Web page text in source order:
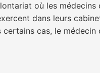
où les
dans leurs
cas, le